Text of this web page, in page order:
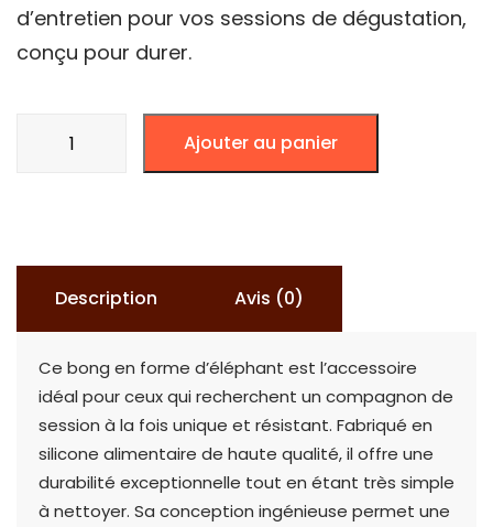
d’entretien pour vos sessions de dégustation,
conçu pour durer.
Ajouter au panier
Description Avis (0)
Ce bong en forme d’éléphant est l’accessoire
idéal pour ceux qui recherchent un compagnon de
session à la fois unique et résistant. Fabriqué en
silicone alimentaire de haute qualité, il offre une
durabilité exceptionnelle tout en étant très simple
à nettoyer. Sa conception ingénieuse permet une